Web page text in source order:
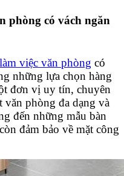
phòng có vách ngăn
việc văn phòng có
những lựa chọn hàng
đơn vị uy tín, chuyên
văn phòng đa dạng và
đến những mẫu bàn
đảm bảo về mặt công